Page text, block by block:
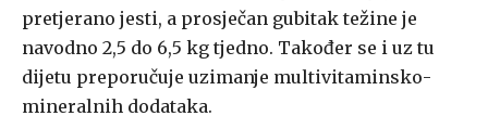
pretjerano jesti, a prosječan gubitak težine je
navodno 2,5 do 6,5 kg tjedno. Također se i uz tu
dijetu preporučuje uzimanje multivitaminsko-
mineralnih dodataka.